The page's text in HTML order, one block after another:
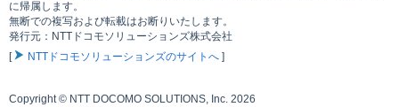
に帰属します。
無断での複写および転載はお断りいたします。
発行元：NTTドコモソリューションズ株式会社
[ NTTドコモソリューションズのサイトへ]
Copyright © NTT DOCOMO SOLUTIONS, Inc. 2026